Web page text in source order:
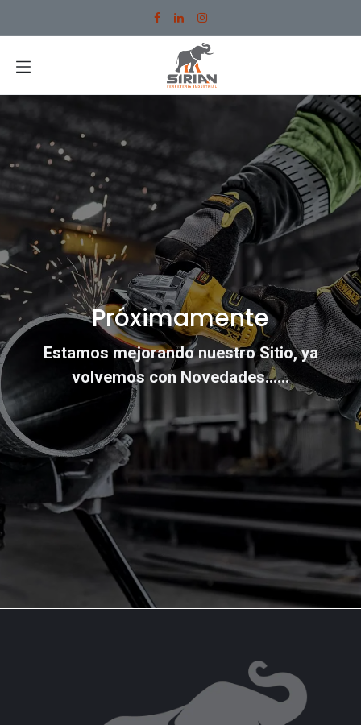
Próximamente
Estamos mejorando nuestro Sitio, ya
volvemos con Novedades......